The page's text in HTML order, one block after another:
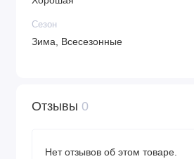
дождевик
Сезон
Зима, Всесезонные
Отзывы 0
Нет отзывов об этом товаре.